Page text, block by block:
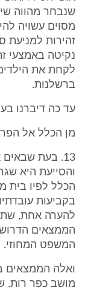
שנבחר מהווה
מסוים עשויה
זהירות למניעת
נקיטה באמצעי
לקחת את
ברשלנות.
עד כה דיברנו
מן הכלל אל
13. בעת
והסייעת היא
הכלל לפיו
בקביעות
להערה אחת,
הממצאים
המשפט המחוזי.
ואלה הממצאים
מושב כפר רות.